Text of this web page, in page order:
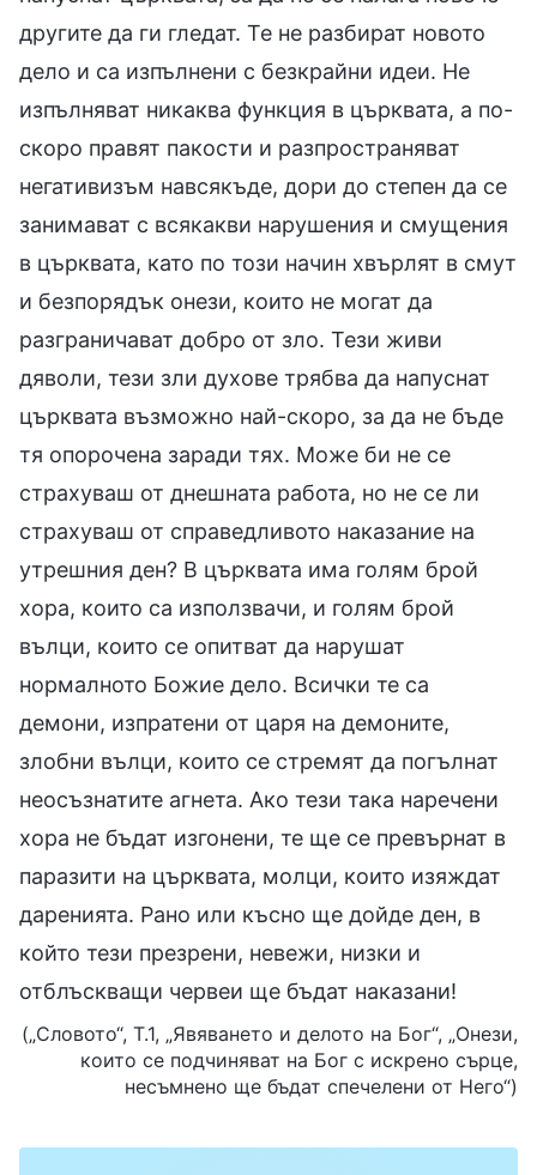
другите да ги гледат. Те не разбират новото
дело и са изпълнени с безкрайни идеи. Не
изпълняват никаква функция в църквата, а по-
скоро правят пакости и разпространяват
негативизъм навсякъде, дори до степен да се
занимават с всякакви нарушения и смущения
в църквата, като по този начин хвърлят в смут
и безпорядък онези, които не могат да
разграничават добро от зло. Тези живи
дяволи, тези зли духове трябва да напуснат
църквата възможно най-скоро, за да не бъде
тя опорочена заради тях. Може би не се
страхуваш от днешната работа, но не се ли
страхуваш от справедливото наказание на
утрешния ден? В църквата има голям брой
хора, които са използвачи, и голям брой
вълци, които се опитват да нарушат
нормалното Божие дело. Всички те са
демони, изпратени от царя на демоните,
злобни вълци, които се стремят да погълнат
неосъзнатите агнета. Ако тези така наречени
хора не бъдат изгонени, те ще се превърнат в
паразити на църквата, молци, които изяждат
даренията. Рано или късно ще дойде ден, в
който тези презрени, невежи, низки и
отблъскващи червеи ще бъдат наказани!
(„Словото“, Т.1, „Явяването и делото на Бог“, „Онези,
които се подчиняват на Бог с искрено сърце,
несъмнено ще бъдат спечелени от Него“)